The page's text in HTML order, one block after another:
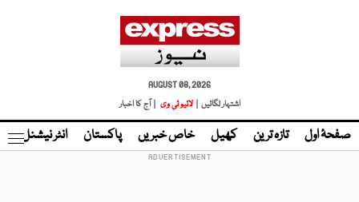
AUGUST 08, 2026
اشتہار لگائیں |
لائیو ٹی وی | آج کا اخبار
صفحۂ اول تازہ ترین کھیل خاص خبریں پاکستان انٹر نیشنل